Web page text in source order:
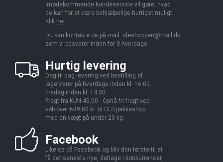
imødekommende kundeservice vil gøre, hvad
de kan for at være behjælpelige hurtigst muligt.
Klik her.
Du kan kontakte os på mail: ideshoppen@mail.dk,
som vi besvarer inden for 3 hverdage.
Hurtig levering
Dag til dag levering ved bestilling af
lagervarer på hverdage inden kl. 16.00.
Fredag inden kl. 14.30.
Fragt fra KUN 45,00 - Opnå fri fragt ved
køb over 699,00 kr. til GLS pakkeshop
med en vægt på under 20 kg.
Facebook
Like os på Facebook og bliv den første til at
få det seneste nye, deltage i konkurrencer,